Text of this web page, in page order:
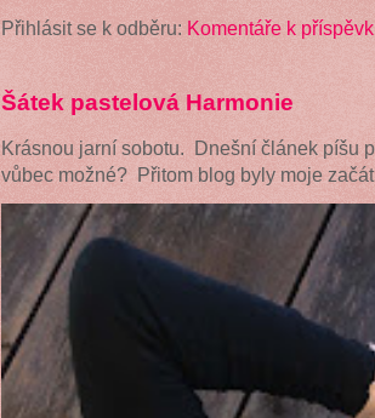
Přihlásit se k odběru: Komentáře k
Šátek pastelová Harmonie
Krásnou jarní sobotu. Dnešní článek píšu
vůbec možné? Přitom blog byly moje